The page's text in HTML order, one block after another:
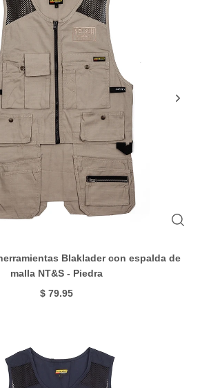
Blaklader con espalda de
malla NT&S - Piedra
$ 79.95